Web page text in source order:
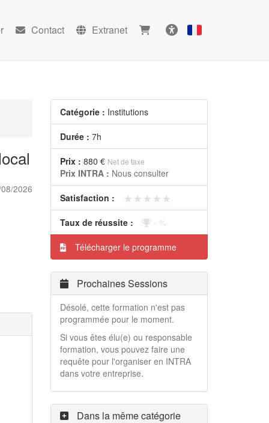
Contact
Extranet
Français
2026
Catégorie : Institutions
Durée : 7h
Prix : 880 € Net de taxe
Prix INTRA : Nous consulter
Satisfaction : ★★★★★
★★★★★
Taux de réussite : - %
Télécharger le programme
Prochaines Sessions
Désolé, cette formation n'est pas
programmée pour le moment.
Si vous êtes élu(e) ou responsable
formation, vous pouvez faire une
requête pour l'organiser en INTRA
dans votre entreprise.
Dans la même catégorie